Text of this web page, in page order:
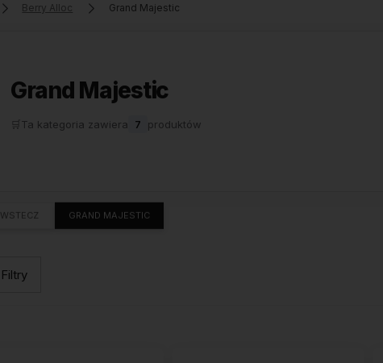
Berry Alloc Grand Majestic
Grand Majestic
🛒 Ta kategoria zawiera 7 produktów
WSTECZ GRAND MAJESTIC
Filtry